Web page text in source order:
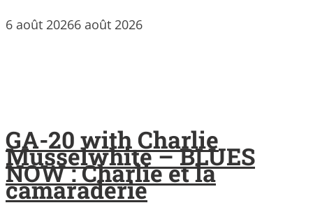
6 août 20266 août 2026
GA-20 with Charlie
Musselwhite – BLUES
NOW : Charlie et la
camaraderie